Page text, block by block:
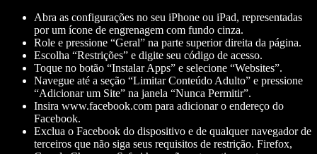
Abra as configurações no seu iPhone ou iPad, representadas
por um ícone de engrenagem com fundo cinza.
Role e pressione “Geral” na parte superior direita da página.
Escolha “Restrições” e digite seu código de acesso.
Toque no botão “Instalar Apps” e selecione “Websites”.
Navegue até a seção “Limitar Conteúdo Adulto” e pressione
“Adicionar um Site” na janela “Nunca Permitir”.
Insira www.facebook.com para adicionar o endereço do
Facebook.
Exclua o Facebook do dispositivo e de qualquer navegador de
terceiros que não siga seus requisitos de restrição. Firefox,